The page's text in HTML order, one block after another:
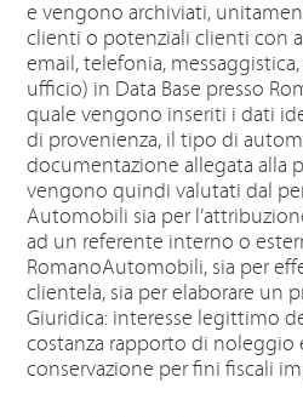
e vengono archiviati,
clienti o potenziali clienti con
email, telefonia,
ufficio) in Data Base presso
quale vengono inseriti i dati
di provenienza, il tipo di
documentazione allegata alla
vengono quindi valutati dal
Automobili sia per
ad un referente interno o
RomanoAutomobili, sia per
clientela, sia per elaborare un
Giuridica: interesse legittimo
costanza rapporto di noleggio
conservazione per fini fiscali